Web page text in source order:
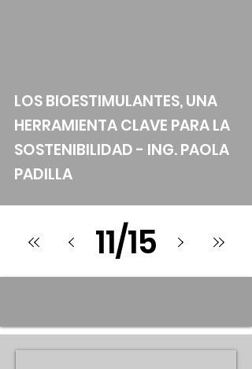
LOS BIOESTIMULANTES, UNA
HERRAMIENTA CLAVE PARA LA
SOSTENIBILIDAD - ING. PAOLA
PADILLA
11/15